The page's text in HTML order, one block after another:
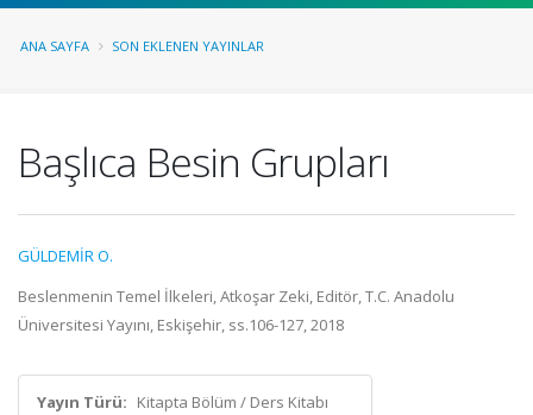
ANA SAYFA SON EKLENEN YAYINLAR
Başlıca Besin Grupları
GÜLDEMİR O.
Beslenmenin Temel İlkeleri, Atkoşar Zeki, Editör, T.C. Anadolu
Üniversitesi Yayını, Eskişehir, ss.106-127, 2018
Yayın Türü: Kitapta Bölüm / Ders Kitabı